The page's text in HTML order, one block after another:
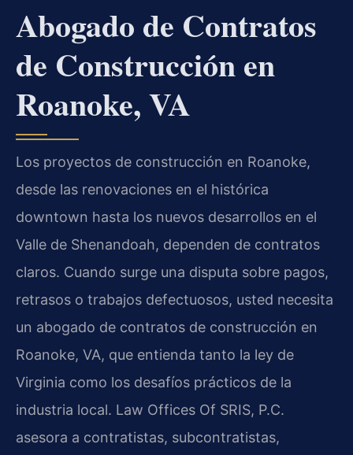
Abogado de Contratos
de Construcción en
Roanoke, VA
Los proyectos de construcción en Roanoke,
desde las renovaciones en el histórica
downtown hasta los nuevos desarrollos en el
Valle de Shenandoah, dependen de contratos
claros. Cuando surge una disputa sobre pagos,
retrasos o trabajos defectuosos, usted necesita
un abogado de contratos de construcción en
Roanoke, VA, que entienda tanto la ley de
Virginia como los desafíos prácticos de la
industria local. Law Offices Of SRIS, P.C.
asesora a contratistas, subcontratistas,